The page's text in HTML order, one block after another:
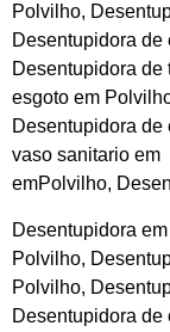
Polvilho,
Desentupidora de
Desentupidora
esgoto em
Desentupidora
vaso sanitario em
emPolvilho,
Desentupidora
Polvilho,
Polvilho,
Desentupidora de